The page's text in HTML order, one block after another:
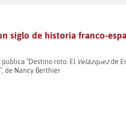
siglo de historia franco-
publica "Destino roto. El Velázquezde
de Nancy Berthier